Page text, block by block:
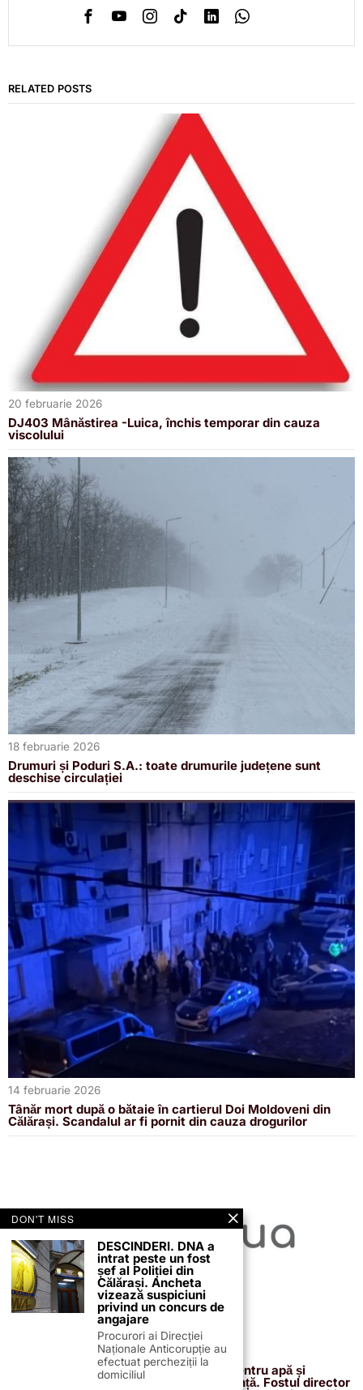
RELATED POSTS
20 februarie 2026
DJ403 Mânăstirea -Luica, închis temporar din cauza
viscolului
18 februarie 2026
Drumuri și Poduri S.A.: toate drumurile județene sunt
deschise circulației
14 februarie 2026
Tânăr mort după o bătaie în cartierul Doi Moldoveni din
Călărași. Scandalul ar fi pornit din cauza drogurilor
13 februarie 2026
Proiectul de 400 de milioane de euro pentru apă și
canalizare, confirmat definitiv de instanță. Fostul director
DON'T MISS
DESCINDERI. DNA a
intrat peste un fost
șef al Poliției din
Călărași. Ancheta
vizează suspiciuni
privind un concurs de
angajare
Procurori ai Direcției
Naționale Anticorupție au
efectuat percheziții la
domiciliul